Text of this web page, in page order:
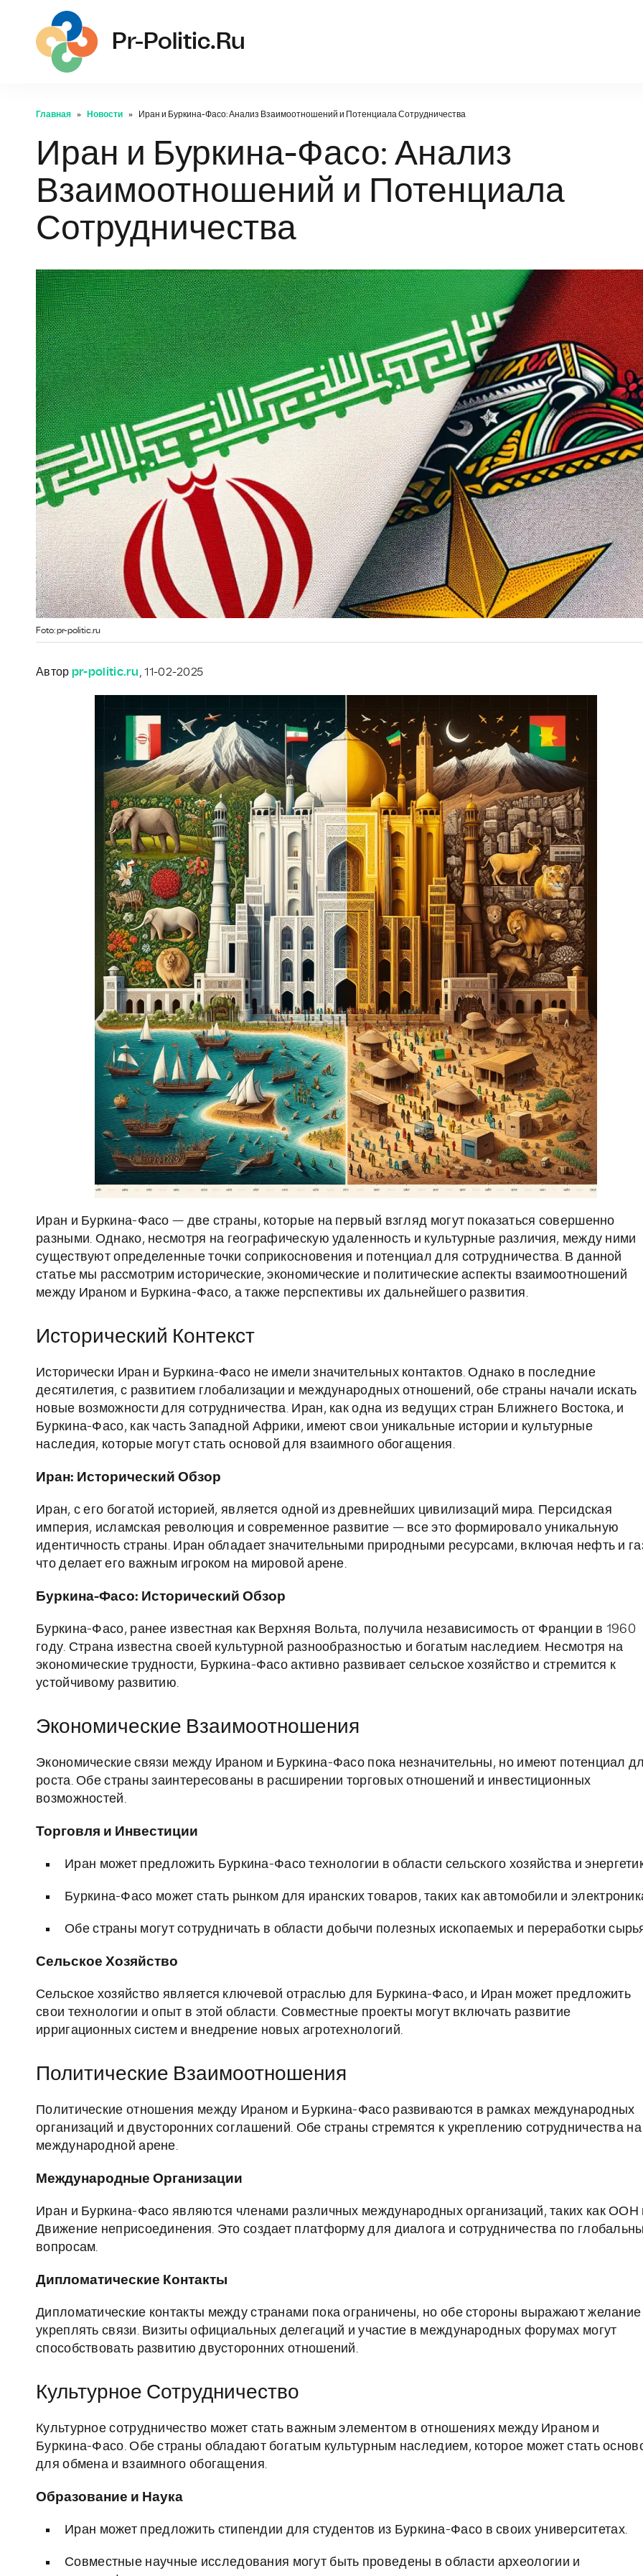
Pr-Politic.ru
Главная Новости Иран и Буркина-Фасо: Анализ Взаимоотношений и Потенциала Сотрудничества
Иран и Буркина-Фасо: Анализ
Взаимоотношений и Потенциала
Сотрудничества
Foto: pr-politic.ru
Автор pr-politic.ru, 11-02-2025
Иран и Буркина-Фасо — две страны, которые на первый взгляд могут показаться совершенно
разными. Однако, несмотря на географическую удаленность и культурные различия, между ними
существуют определенные точки соприкосновения и потенциал для сотрудничества. В данной
статье мы рассмотрим исторические, экономические и политические аспекты взаимоотношений
между Ираном и Буркина-Фасо, а также перспективы их дальнейшего развития.
Исторический Контекст
Исторически Иран и Буркина-Фасо не имели значительных контактов. Однако в последние
десятилетия, с развитием глобализации и международных отношений, обе страны начали искать
новые возможности для сотрудничества. Иран, как одна из ведущих стран Ближнего Востока, и
Буркина-Фасо, как часть Западной Африки, имеют свои уникальные истории и культурные
наследия, которые могут стать основой для взаимного обогащения.
Иран: Исторический Обзор
Иран, с его богатой историей, является одной из древнейших цивилизаций мира. Персидская
империя, исламская революция и современное развитие — все это формировало уникальную
идентичность страны. Иран обладает значительными природными ресурсами, включая нефть и
что делает его важным игроком на мировой арене.
Буркина-Фасо: Исторический Обзор
Буркина-Фасо, ранее известная как Верхняя Вольта, получила независимость от Франции в 1960
году. Страна известна своей культурной разнообразностью и богатым наследием. Несмотря на
экономические трудности, Буркина-Фасо активно развивает сельское хозяйство и стремится к
устойчивому развитию.
Экономические Взаимоотношения
Экономические связи между Ираном и Буркина-Фасо пока незначительны, но имеют потенциал
роста. Обе страны заинтересованы в расширении торговых отношений и инвестиционных
возможностей.
Торговля и Инвестиции
Иран может предложить Буркина-Фасо технологии в области сельского хозяйства и
Буркина-Фасо может стать рынком для иранских товаров, таких как автомобили и
Обе страны могут сотрудничать в области добычи полезных ископаемых и переработки
Сельское Хозяйство
Сельское хозяйство является ключевой отраслью для Буркина-Фасо, и Иран может предложить
свои технологии и опыт в этой области. Совместные проекты могут включать развитие
ирригационных систем и внедрение новых агротехнологий.
Политические Взаимоотношения
Политические отношения между Ираном и Буркина-Фасо развиваются в рамках международных
организаций и двусторонних соглашений. Обе страны стремятся к укреплению сотрудничества на
международной арене.
Международные Организации
Иран и Буркина-Фасо являются членами различных международных организаций, таких как ООН
Движение неприсоединения. Это создает платформу для диалога и сотрудничества по
вопросам.
Дипломатические Контакты
Дипломатические контакты между странами пока ограничены, но обе стороны выражают желание
укреплять связи. Визиты официальных делегаций и участие в международных форумах могут
способствовать развитию двусторонних отношений.
Культурное Сотрудничество
Культурное сотрудничество может стать важным элементом в отношениях между Ираном и
Буркина-Фасо. Обе страны обладают богатым культурным наследием, которое может стать
для обмена и взаимного обогащения.
Образование и Наука
Иран может предложить стипендии для студентов из Буркина-Фасо в своих университетах.
Совместные научные исследования могут быть проведены в области археологии и